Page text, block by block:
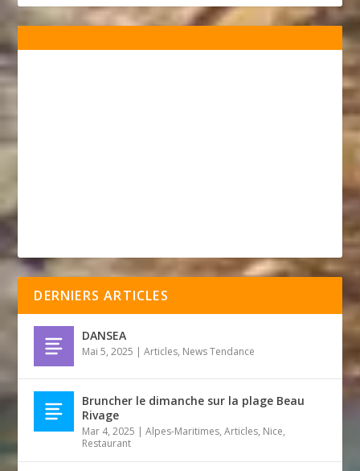
DERNIERS ARTICLES
DANSEA
Mai 5, 2025 |Articles, News Tendance
Bruncher le dimanche sur la plage Beau
Rivage
Mar 4, 2025 |Alpes-Maritimes,Articles, Nice,
Restaurant